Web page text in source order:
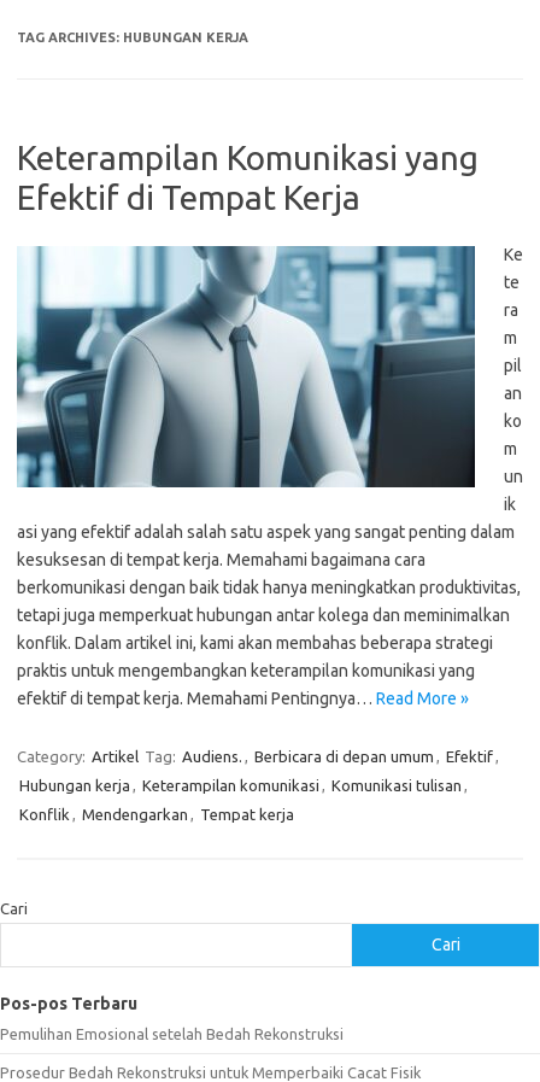
TAG ARCHIVES: HUBUNGAN KERJA
Keterampilan Komunikasi yang
Efektif di Tempat Kerja
Ke
te
ra
m
pil
an
ko
m
un
ik
asi yang efektif adalah salah satu aspek yang sangat penting dalam
kesuksesan di tempat kerja. Memahami bagaimana cara
berkomunikasi dengan baik tidak hanya meningkatkan produktivitas,
tetapi juga memperkuat hubungan antar kolega dan meminimalkan
konflik. Dalam artikel ini, kami akan membahas beberapa strategi
praktis untuk mengembangkan keterampilan komunikasi yang
efektif di tempat kerja. Memahami Pentingnya… Read More »
Category: Artikel Tag: Audiens. , Berbicara di depan umum , Efektif,
Hubungan kerja , Keterampilan komunikasi , Komunikasi tulisan ,
Konflik , Mendengarkan , Tempat kerja
Cari
Cari
Pos-pos Terbaru
Pemulihan Emosional setelah Bedah Rekonstruksi
Prosedur Bedah Rekonstruksi untuk Memperbaiki Cacat Fisik